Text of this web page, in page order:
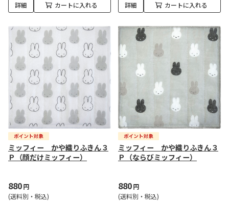
詳細 カートに入れる 詳細 カートに入れる
ミッフィー かや織りふきん３
Ｐ（顔だけミッフィー）
880円
(送料別・税込)
ミッフィー かや織りふきん３
Ｐ（ならびミッフィー）
880円
(送料別・税込)